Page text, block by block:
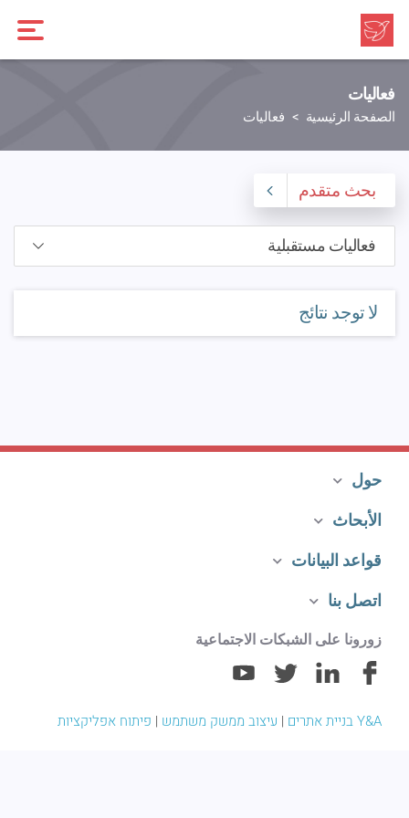
فعاليات
الصفحة الرئيسية فعاليات
بحث متقدم
لا توجد نتائج
حول
الأبحاث
قواعد البيانات
اتصل بنا
زورونا على الشبكات الاجتماعية
Y&A בניית אתרים | עיצוב ממשק משתמש | פיתוח אפליקציות